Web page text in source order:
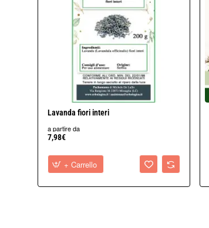
Lavanda fiori interi
a partire da
7,98€
+ Carrello